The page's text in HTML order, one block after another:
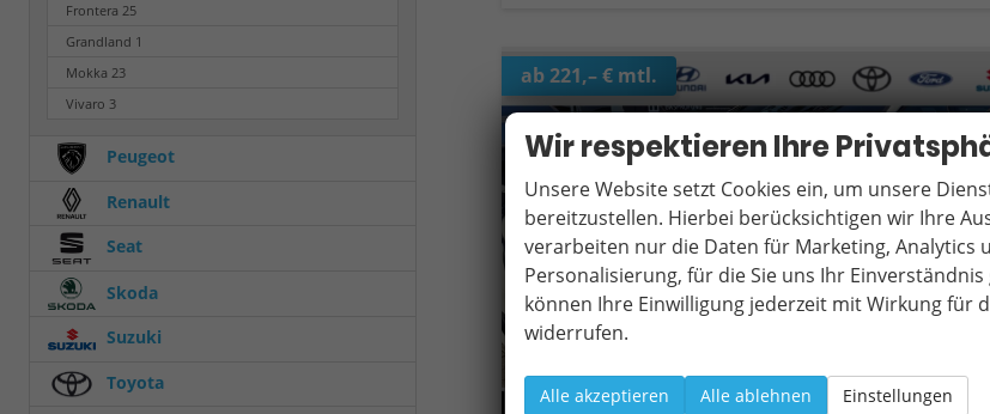
ab 221,– € mtl.
Frontera 25
Grandland 1
Mokka 23
Vivaro 3
Peugeot
Renault
Seat
Skoda
Suzuki
Toyota
Wir respektieren Ihre
Unsere Website setzt Cookies ein, um unsere
bereitzustellen. Hierbei berücksichtigen wir Ihre
verarbeiten nur die Daten für Marketing, Analytics
Personalisierung, für die Sie uns Ihr Einverständnis
können Ihre Einwilligung jederzeit mit Wirkung für
widerrufen.
Alle akzeptieren Alle ablehnen Einstellungen